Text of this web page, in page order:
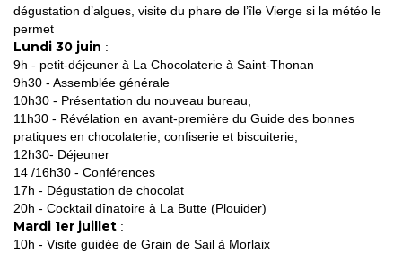
dégustation d’algues, visite du phare de l’île Vierge si la météo le
permet
Lundi 30 juin :
9h - petit-déjeuner à La Chocolaterie à Saint-Thonan
9h30 - Assemblée générale
10h30 - Présentation du nouveau bureau,
11h30 - Révélation en avant-première du Guide des bonnes
pratiques en chocolaterie, confiserie et biscuiterie,
12h30- Déjeuner
14 /16h30 - Conférences
17h - Dégustation de chocolat
20h - Cocktail dînatoire à La Butte (Plouider)
Mardi 1er juillet :
10h - Visite guidée de Grain de Sail à Morlaix